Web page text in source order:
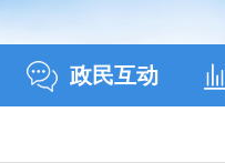
政民互动